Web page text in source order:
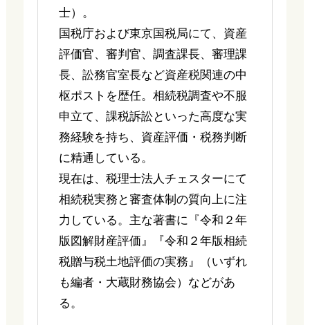
士）。
国税庁および東京国税局にて、資産
評価官、審判官、調査課長、審理課
長、訟務官室長など資産税関連の中
枢ポストを歴任。相続税調査や不服
申立て、課税訴訟といった高度な実
務経験を持ち、資産評価・税務判断
に精通している。
現在は、税理士法人チェスターにて
相続税実務と審査体制の質向上に注
力している。主な著書に『令和２年
版図解財産評価』『令和２年版相続
税贈与税土地評価の実務』（いずれ
も編者・大蔵財務協会）などがあ
る。